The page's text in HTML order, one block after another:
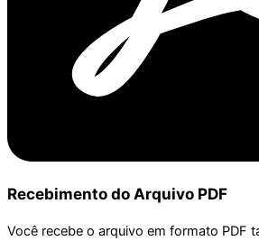
Recebimento do Arquivo PDF
Você recebe o arquivo em formato PDF